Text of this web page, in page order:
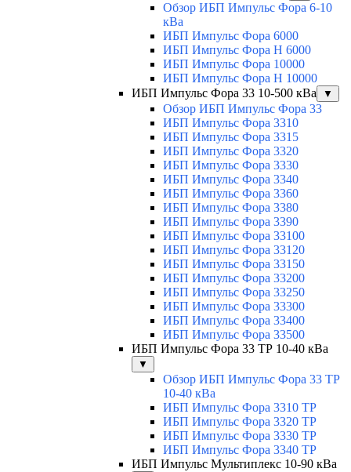
Обзор ИБП Импульс Фора 6-10
кВа
ИБП Импульс Фора 6000
ИБП Импульс Фора H 6000
ИБП Импульс Фора 10000
ИБП Импульс Фора H 10000
ИБП Импульс Фора 33 10-500 кВа
▼
Обзор ИБП Импульс Фора 33
ИБП Импульс Фора 3310
ИБП Импульс Фора 3315
ИБП Импульс Фора 3320
ИБП Импульс Фора 3330
ИБП Импульс Фора 3340
ИБП Импульс Фора 3360
ИБП Импульс Фора 3380
ИБП Импульс Фора 3390
ИБП Импульс Фора 33100
ИБП Импульс Фора 33120
ИБП Импульс Фора 33150
ИБП Импульс Фора 33200
ИБП Импульс Фора 33250
ИБП Импульс Фора 33300
ИБП Импульс Фора 33400
ИБП Импульс Фора 33500
ИБП Импульс Фора 33 ТР 10-40 кВа
▼
Обзор ИБП Импульс Фора 33 ТР
10-40 кВа
ИБП Импульс Фора 3310 ТР
ИБП Импульс Фора 3320 ТР
ИБП Импульс Фора 3330 ТР
ИБП Импульс Фора 3340 ТР
ИБП Импульс Мультиплекс 10-90 кВа